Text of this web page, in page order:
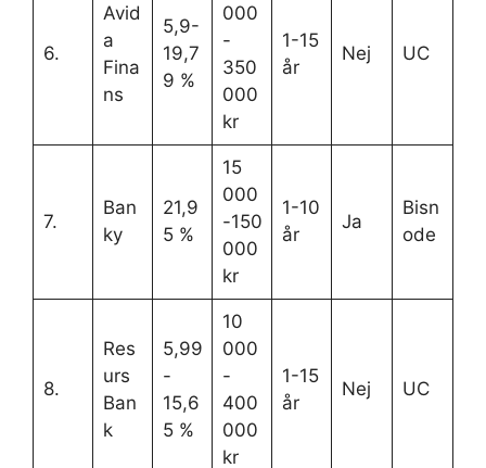
6.
Avid
a
Fina
ns
5,9-
19,7
9 %
000
-
350
000
kr
1-15
år
Nej UC
7.
Ban
ky
21,9
5 %
15
000
-150
000
kr
1-10
år
Ja
Bisn
ode
8.
Res
urs
Ban
k
5,99
-
15,6
5 %
10
000
-
400
000
kr
1-15
år
Nej UC